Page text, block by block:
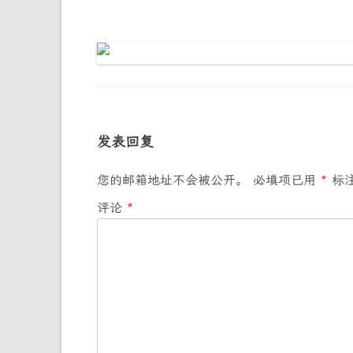
发表回复
您的邮箱地址不会被公开。 必填项已用 * 标
评论 *